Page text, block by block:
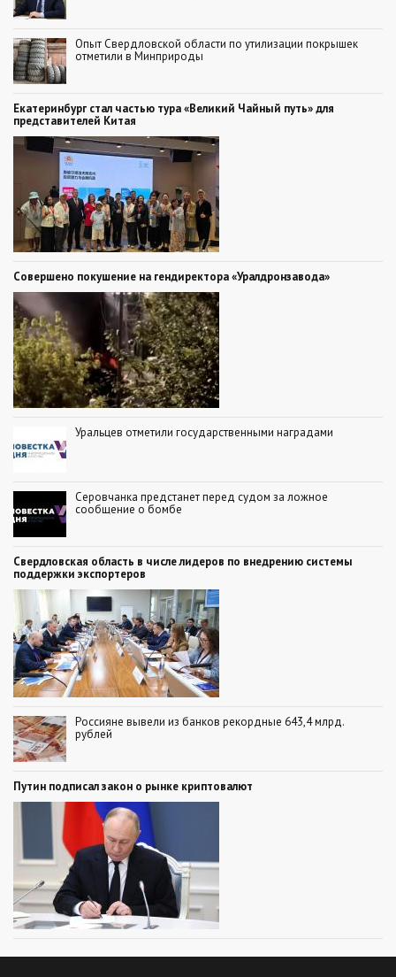
Опыт Свердловской области по утилизации покрышек
отметили в Минприроды
Екатеринбург стал частью тура «Великий Чайный путь» для
представителей Китая
Совершено покушение на гендиректора «Уралдронзавода»
Уральцев отметили государственными наградами
Серовчанка предстанет перед судом за ложное
сообщение о бомбе
Свердловская область в числе лидеров по внедрению системы
поддержки экспортеров
Россияне вывели из банков рекордные 643,4 млрд.
рублей
Путин подписал закон о рынке криптовалют